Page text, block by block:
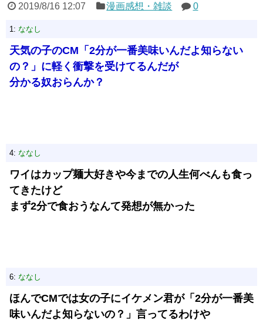
2019/8/16 12:07 漫画感想・雑談 0
1: ななし
天気の子のCM「2分が一番美味いんだよ知らない
の？」に軽く衝撃を受けてるんだが
分かる奴おらんか？
4: ななし
ワイはカップ麺大好きや今までの人生何べんも食っ
てきたけど
まず2分で食おうなんて発想が無かった
6: ななし
ほんでCMでは女の子にイケメン君が「2分が一番美
味いんだよ知らないの？」言ってるわけや